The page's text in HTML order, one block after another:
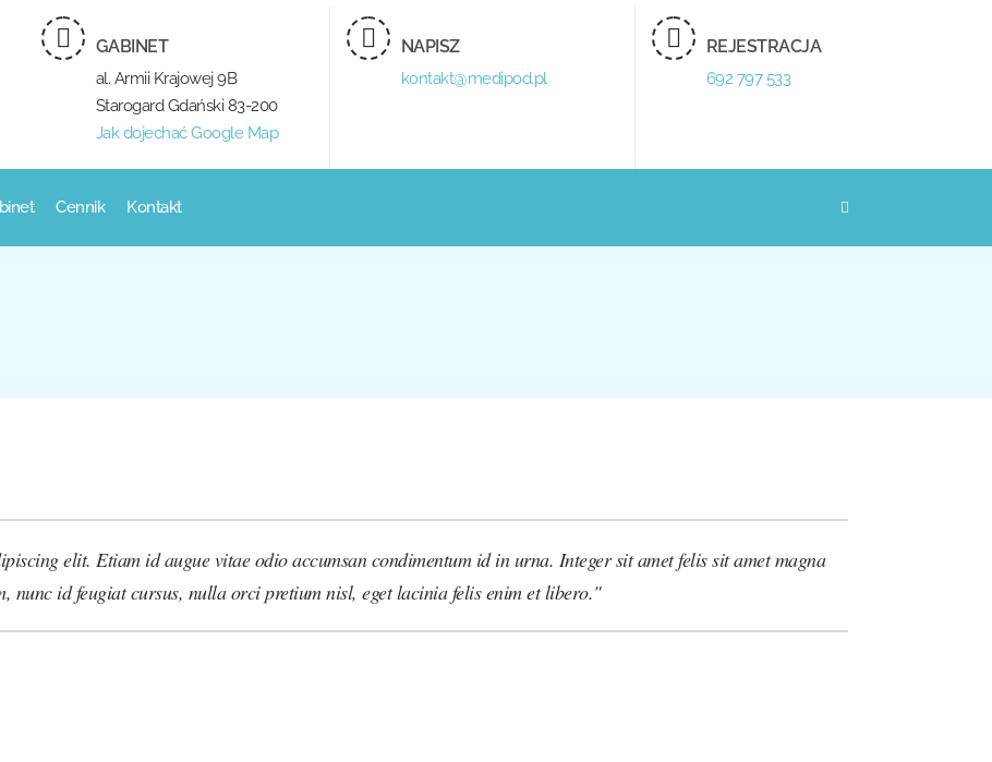
GABINET
al. Armii Krajowej 9B
Starogard Gdański 83-200
Jak dojechać Google Map
NAPISZ
kontakt@medipod.pl
REJESTRACJA
692 797 533
Cennik Kontakt
elit. Etiam id augue vitae odio accumsan condimentum id in urna. Integer sit amet felis sit amet magna
nunc id feugiat cursus, nulla orci pretium nisl, eget lacinia felis enim et libero.